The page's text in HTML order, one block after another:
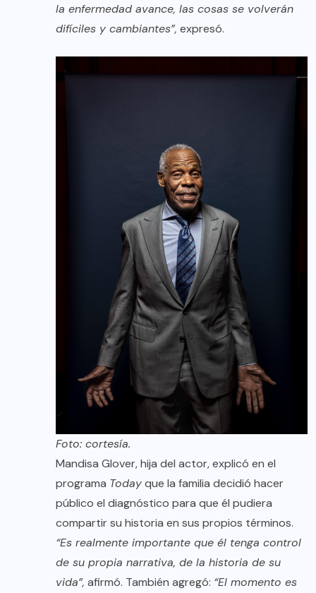
la enfermedad avance, las cosas se volverán
difíciles y cambiantes”, expresó.
Foto: cortesía.
Mandisa Glover, hija del actor, explicó en el
programa Todayque la familia decidió hacer
público el diagnóstico para que él pudiera
compartir su historia en sus propios términos.
“Es realmente importante que él tenga control
de su propia narrativa, de la historia de su
vida”, afirmó. También agregó: “El momento es